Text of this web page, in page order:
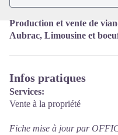
Production et vente de
Aubrac, Limousine et
Infos pratiques
Services:
Vente à la propriété
Fiche mise à jour par